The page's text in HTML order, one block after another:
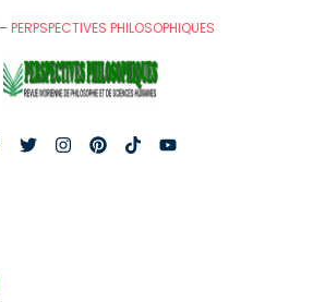
PERPSPECTIVES PHILOSOPHIQUES